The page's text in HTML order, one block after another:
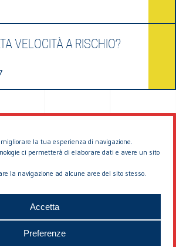
la tua esperienza di navigazione.
ci permetterà di elaborare dati e avere un sito
la navigazione ad alcune aree del sito stesso.
Accetta
Preferenze
VELOCITÀ A RISCHIO?
© 2026 EDDYBURG